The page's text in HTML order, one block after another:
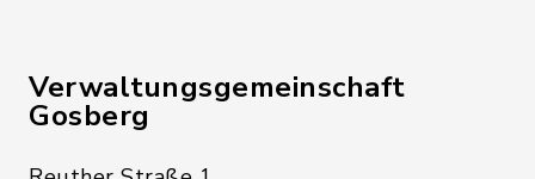
Verwaltungsgemeinschaft
Gosberg